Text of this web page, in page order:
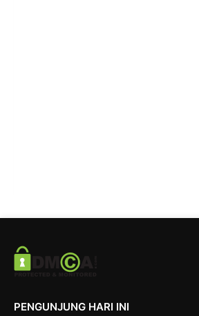
PENGUNJUNG HARI INI